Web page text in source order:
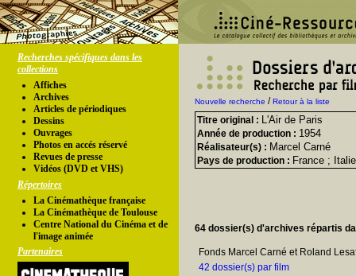
Recherches spécifiques dans les
collections
Affiches
Archives
Articles de périodiques
Dessins
Ouvrages
Photos en accés réservé
Revues de presse
Vidéos (DVD et VHS)
Répertoires
La Cinémathèque française
La Cinémathèque de Toulouse
Centre National du Cinéma et de
l'image animée
Partenaires
Nouvelle recherche /Retour à la liste
Titre original : L'Air de Paris
Année de production : 1954
Réalisateur(s) : Marcel Carné
Pays de production : France ; Italie
64 dossier(s) d'archives répartis
Fonds Marcel Carné et Roland
42 dossier(s) par film